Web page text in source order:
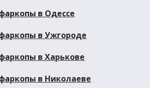
в Одессе
в Ужгороде
в Харькове
в Николаеве